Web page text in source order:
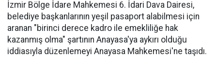
İzmir Bölge İdare Mahkemesi 6. İdari Dava Dairesi,
belediye başkanlarının yeşil pasaport alabilmesi için
aranan "birinci derece kadro ile emekliliğe hak
kazanmış olma" şartının Anayasa'ya aykırı olduğu
iddiasıyla düzenlemeyi Anayasa Mahkemesi'ne taşıdı.